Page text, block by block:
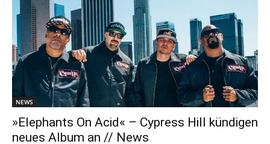
NEWS
»Elephants On Acid« – Cypress Hill kündigen
neues Album an // News